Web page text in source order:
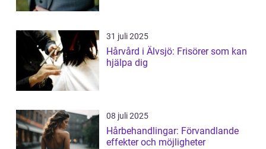
31 juli 2025
Hårvård i Älvsjö: Frisörer som kan
hjälpa dig
08 juli 2025
Hårbehandlingar: Förvandlande
effekter och möjligheter